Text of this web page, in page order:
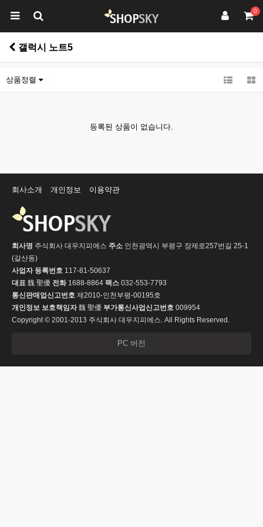
0
갤럭시 노트5
상품정렬
등록된 상품이 없습니다.
회사소개 개인정보 이용약관
회사명 주식회사 대우지피에스 주소 인천광역시 부평구 장제로257번길 25-1
(갈산동)
사업자 등록번호 117-81-50637
대표 魏 聖優 전화1688-8864 팩스 032-553-7793
통신판매업신고번호 제2010-인천부평-00195호
개인정보 보호책임자魏 聖優 부가통신사업신고번호 009954
Copyright © 2001-2013 주식회사 대우지피에스. All Rights Reserved.
PC 버전